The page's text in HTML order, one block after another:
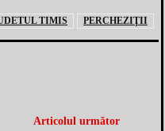
TIMIS
PERCHEZIŢII
Articolul următor